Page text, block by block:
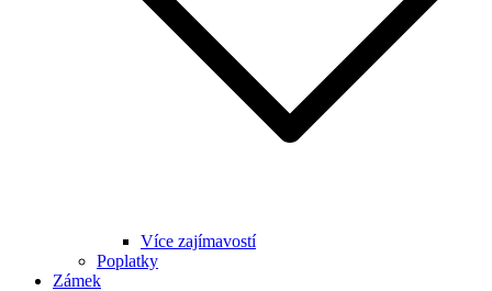
Více zajímavostí
Poplatky
Zámek